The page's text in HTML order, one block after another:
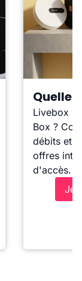
Quelle
Livebox ?
Box ?
débits et
offres
d'accès.
Je